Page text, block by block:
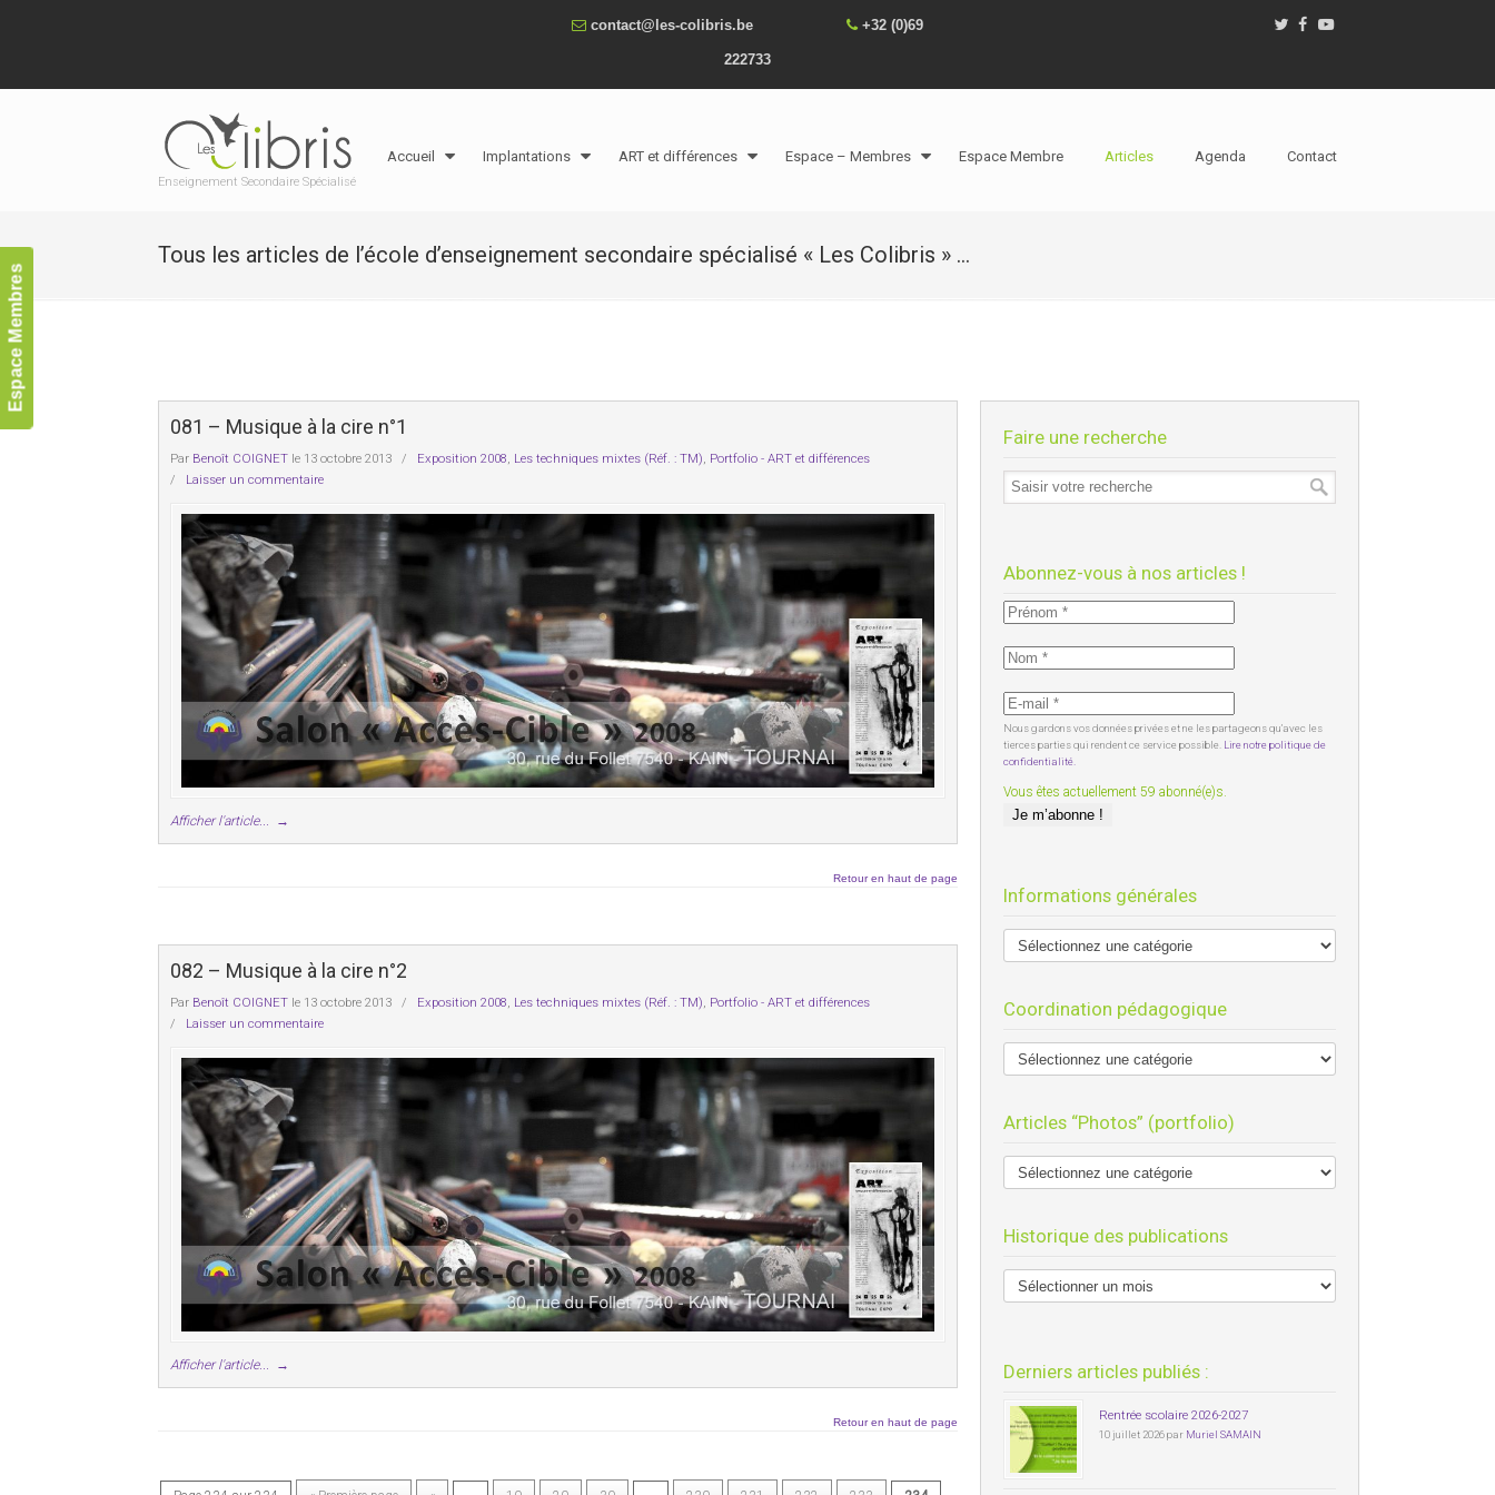
Espace Membres
contact@les-colibris.be +32 (0)69
222733
Enseignement Secondaire Spécialisé
Accueil Implantations ART et différences Espace – Membres Espace Membre Articles Agenda Contact
Tous les articles de l’école d’enseignement secondaire spécialisé « Les Colibris » …
081 – Musique à la cire n°1
Par Benoît COIGNET le 13 octobre 2013 / Exposition 2008, Les techniques mixtes (Réf. : TM), Portfolio - ART et différences
/ Laisser un commentaire
Afficher l'article... →
Retour en haut de page
082 – Musique à la cire n°2
Par Benoît COIGNET le 13 octobre 2013 / Exposition 2008, Les techniques mixtes (Réf. : TM), Portfolio - ART et différences
/ Laisser un commentaire
Afficher l'article... →
Retour en haut de page
Faire une recherche
Abonnez-vous à nos articles !
Nous gardons vos données privées et ne les partageons qu’avec les
tierces parties qui rendent ce service possible. Lire notre politique de
confidentialité.
Vous êtes actuellement 59 abonné(e)s.
Informations générales
Coordination pédagogique
Articles “Photos” (portfolio)
Historique des publications
Derniers articles publiés :
Rentrée scolaire 2026-2027
10 juillet 2026 par Muriel SAMAIN